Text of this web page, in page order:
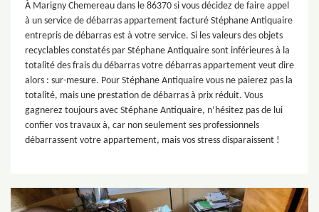
À Marigny Chemereau dans le 86370 si vous décidez de faire appel
à un service de débarras appartement facturé Stéphane Antiquaire
entrepris de débarras est à votre service. Si les valeurs des objets
recyclables constatés par Stéphane Antiquaire sont inférieures à la
totalité des frais du débarras votre débarras appartement veut dire
alors : sur-mesure. Pour Stéphane Antiquaire vous ne paierez pas la
totalité, mais une prestation de débarras à prix réduit. Vous
gagnerez toujours avec Stéphane Antiquaire, n’hésitez pas de lui
confier vos travaux à, car non seulement ses professionnels
débarrassent votre appartement, mais vos stress disparaissent !